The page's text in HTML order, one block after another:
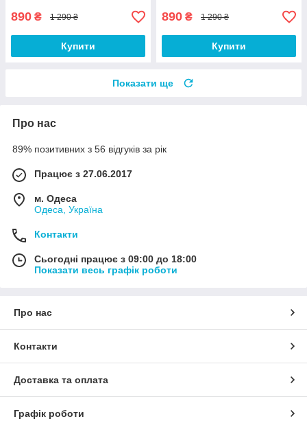
890 ₴ 1 290 ₴
Купити
890 ₴ 1 290 ₴
Купити
Показати ще
Про нас
89% позитивних з 56 відгуків за рік
Працює з 27.06.2017
м. Одеса
Одеса, Україна
Контакти
Сьогодні працює з 09:00 до 18:00
Показати весь графік роботи
Про нас
Контакти
Доставка та оплата
Графік роботи